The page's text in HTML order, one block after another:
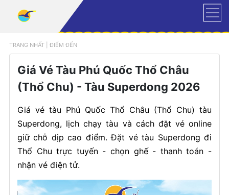
TRANG NHẤT| ĐIỂM ĐẾN
Giá Vé Tàu Phú Quốc Thổ Châu
(Thổ Chu) - Tàu Superdong 2026
Giá vé tàu Phú Quốc Thổ Châu (Thổ Chu) tàu
Superdong, lịch chạy tàu và cách đặt vé online
giữ chỗ dịp cao điểm. Đặt vé tàu Superdong đi
Thổ Chu trực tuyến - chọn ghế - thanh toán -
nhận vé điện tử.